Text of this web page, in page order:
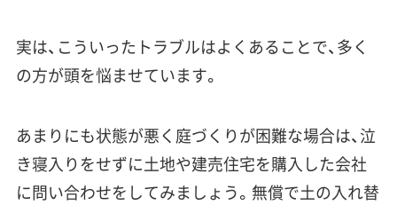
実は、こういったトラブルはよくあることで、多く
の方が頭を悩ませています。
あまりにも状態が悪く庭づくりが困難な場合は、泣
き寝入りをせずに土地や建売住宅を購入した会社
に問い合わせをしてみましょう。無償で土の入れ替